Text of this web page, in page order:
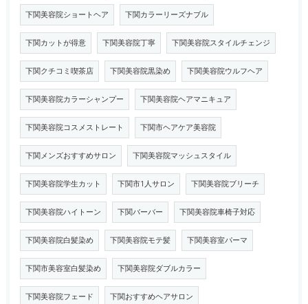
下関美容院ショートヘア 下関カラーリーズナブル
下関カットが得意 下関美容院丁寧 下関美容院スタイルチェンジ
下関クチコミ喫茶店 下関美容院黒染め 下関美容院ウルフヘア
下関美容院カラーシャンプー 下関美容院ヘアマニキュア
下関美容院コスメストレート 下関市ヘアケア美容院
下関メンズおすすめサロン 下関美容院マッシュスタイル
下関美容院学生カット 下関市1人サロン 下関美容院ブリーチ
下関美容院ハイトーン 下関バーバー 下関美容院車椅子対応
下関美容院白髪染め 下関美容院モテ髪 下関美容室パーマ
下関市美容室白髪染め 下関美容院ダブルカラー
下関美容院フェード 下関おすすめヘアサロン